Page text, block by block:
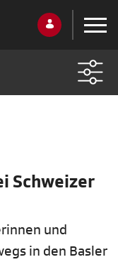
Schweizer
und
in den Basler